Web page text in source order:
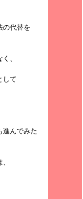
の代替を
、
して
進んでみた